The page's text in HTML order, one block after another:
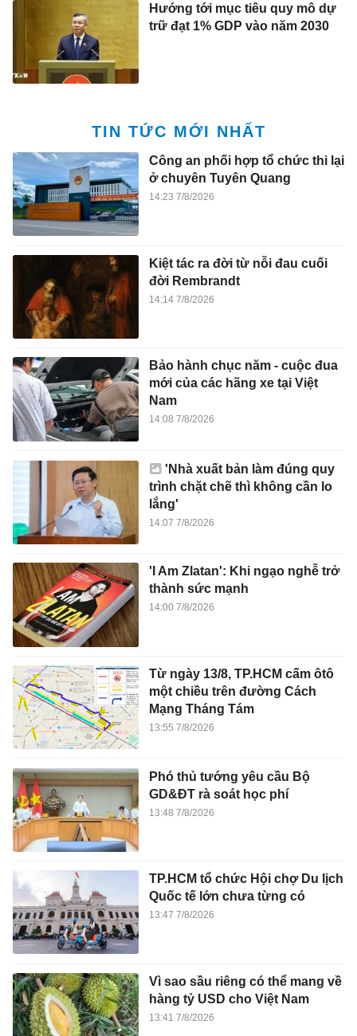
Hướng tới mục tiêu quy mô dự
trữ đạt 1% GDP vào năm 2030
TIN TỨC MỚI NHẤT
Công an phối hợp tổ chức thi lại
ở chuyên Tuyên Quang
14:23 7/8/2026
Kiệt tác ra đời từ nỗi đau cuối
đời Rembrandt
14:14 7/8/2026
Bảo hành chục năm - cuộc đua
mới của các hãng xe tại Việt
Nam
14:08 7/8/2026
'Nhà xuất bản làm đúng quy
trình chặt chẽ thì không cần lo
lắng'
14:07 7/8/2026
'I Am Zlatan': Khi ngạo nghễ trở
thành sức mạnh
14:00 7/8/2026
Từ ngày 13/8, TP.HCM cấm ôtô
một chiều trên đường Cách
Mạng Tháng Tám
13:55 7/8/2026
Phó thủ tướng yêu cầu Bộ
GD&ĐT rà soát học phí
13:48 7/8/2026
TP.HCM tổ chức Hội chợ Du lịch
Quốc tế lớn chưa từng có
13:47 7/8/2026
Vì sao sầu riêng có thể mang về
hàng tỷ USD cho Việt Nam
13:41 7/8/2026